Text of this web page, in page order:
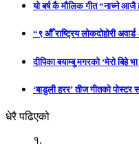
यो बर्ष कै मौलिक गीत “नाच्ने आजै
“९ औँ राष्ट्रिय लोकदोहोरी
दीपिका बयाम्बु मगरको ‘मेरो बिहे
‘बाडुली हरर’ तीज गीतको
धेरै पढिएको
१.